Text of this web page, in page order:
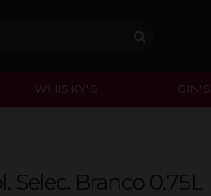
WHISKY'S GIN'S
Selec. Branco 0.75L